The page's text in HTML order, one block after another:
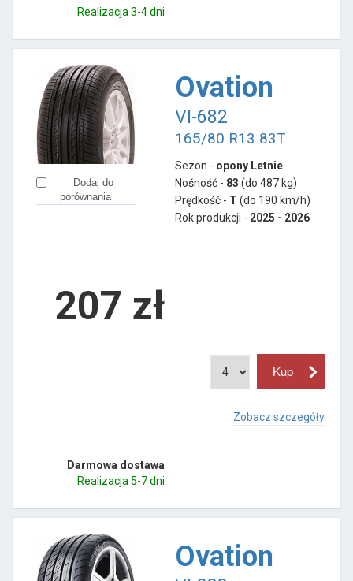
Realizacja 3-4 dni
Dodaj do
porównania
Ovation
VI-682
165/80 R13 83T
Sezon - opony Letnie
Nośność - 83 (do 487 kg)
Prędkość - T (do 190 km/h)
Rok produkcji - 2025 - 2026
207 zł
Zobacz szczegóły
Darmowa dostawa
Realizacja 5-7 dni
Ovation